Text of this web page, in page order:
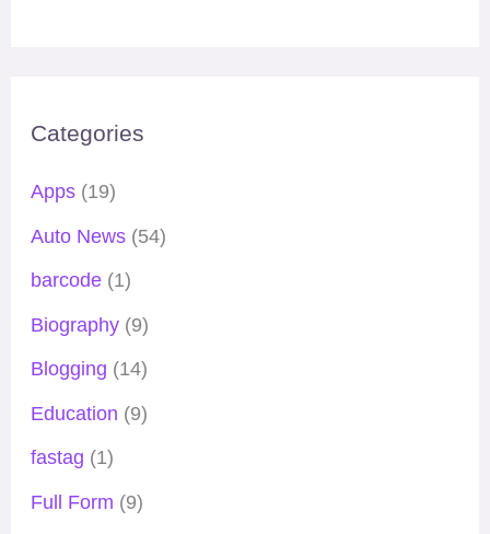
Categories
Apps(19)
Auto News(54)
barcode(1)
Biography(9)
Blogging (14)
Education (9)
fastag (1)
Full Form (9)